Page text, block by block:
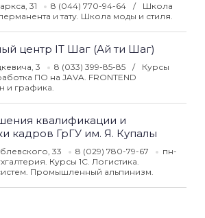
31 8 (044) 770-94-64
Школа
и тату. Школа моды и стиля.
центр IT Шаг (Ай ти Шаг)
3 8 (033) 399-85-85
Курсы
ПО на JAVA. FRONTEND
и графика.
квалификации и
кадров ГрГУ им. Я. Купалы
33 8 (029) 780-79-67
пн-
Курсы 1С. Логистика.
Промышленный альпинизм.